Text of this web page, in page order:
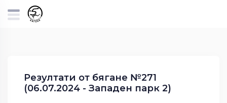
Резултати от бягане №271
(06.07.2024 - Западен парк 2)